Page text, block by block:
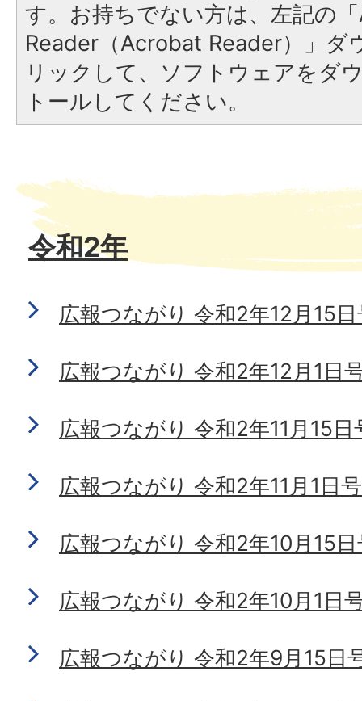
す。お持ちでない方は、左記の
Reader（Acrobat Reader）」ダ
リックして、ソフトウェアをダ
トールしてください。
令和2年
広報つながり 令和2年12月15
広報つながり 令和2年12月1日
広報つながり 令和2年11月15日
広報つながり 令和2年11月1日
広報つながり 令和2年10月15
広報つながり 令和2年10月1日
広報つながり 令和2年9月15日